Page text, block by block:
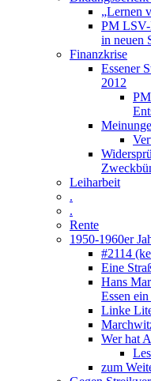
„Lernen
PM LSV-
in neuen
Finanzkrise
Essener
2012
Leiharbeit
.
.
Rente
1950-1960er
#2114
Eine
Hans
Essen
Linke
Wer hat
zum